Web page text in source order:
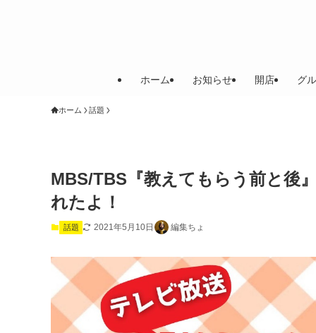
ホーム お知らせ 開店 グ
ホーム 話題
MBS/TBS『教えてもらう前と後
れたよ！
話題 2021年5月10日 編集ちょ